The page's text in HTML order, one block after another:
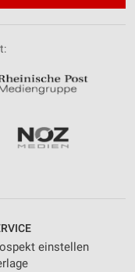
einstellen